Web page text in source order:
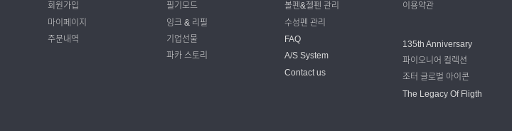
회원가입
마이페이지
주문내역
필기모드
잉크 & 리필
기업선물
파카 스토리
볼펜&젤펜 관리
수성펜 관리
FAQ
A/S System
Contact us
이용약관
135th Anniversary
파이오니어 컬렉션
조터 글로벌 아이콘
The Legacy Of Fligth